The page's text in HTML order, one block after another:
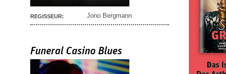
REGISSEUR: Jono Bergmann
Funeral Casino Blues